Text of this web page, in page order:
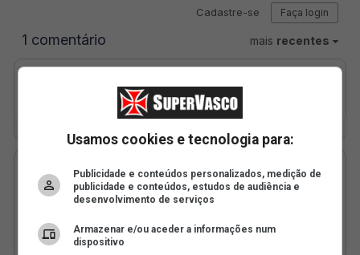
Usamos cookies e tecnologia para:
Publicidade e conteúdos personalizados, medição de
publicidade e conteúdos, estudos de audiência e
desenvolvimento de serviços
Armazenar e/ou aceder a informações num
dispositivo